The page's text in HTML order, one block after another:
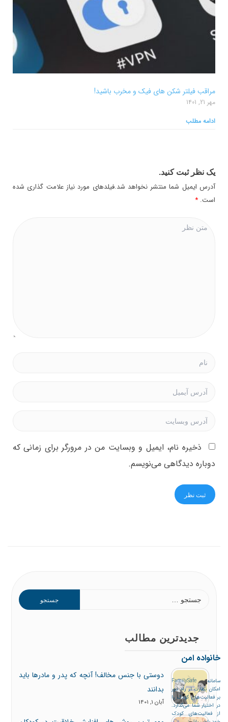
مراقب فیلتر شکن های فیک و مخرب باشید!
مهر 21, 1401
ادامه مطلب
یک نظر ثبت کنید.
آدرس ایمیل شما منتشر نخواهد شد.فیلدهای مورد نیاز علامت گذاری شده
است. *
ذخیره نام، ایمیل و وبسایت من در مرورگر برای زمانی که
دوباره دیدگاهی می‌نویسم.
جدیدترین مطالب
دوستی با جنس مخالف! آنچه که پدر و مادرها باید
بدانند
آبان 1, 1401
خانواده امن
سامانه FamilySafe
امکان نظارت از راه دور
بر فعالیت‌های کودک را
در اختیار شما می‌گذارد.
از فعالیت‌های کودک